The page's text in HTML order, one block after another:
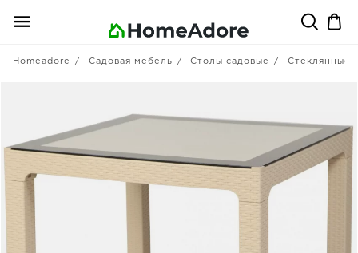
Homeadore Садовая мебель Столы садовые Стеклянные